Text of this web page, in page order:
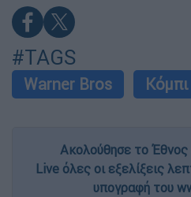
#TAGS
Warner Bros
Ακολούθησε το
Live όλες οι εξελίξεις
υπογραφή του